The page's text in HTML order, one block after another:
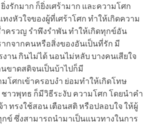
งรักมาก ก็ยิ่งเศร้ามาก และความโศก
งหัวใจของผู้ที่เศร้าโศก ทำให้เกิดความ
ำครวญ รำพึงรำพัน ทำให้เกิดทุกข์อัน
กจากคนหรือสิ่งของอันเป็นที่รัก มี
งาน กินไม่ได้ นอนไม่หลับ บางคนเสียใจ
นขาดสติจนเป็นบ้าไปก็มี
โศกเข้าครอบงำ ย่อมทำให้เกิดโทษ
าวพุทธ ก็มีวิธีระงับ ความโศก โดยนำคำ
ทรงใช้สอน เตือนสติ หรือปลอบใจ ให้ผู้
ข์ ซึ่งสามารถนำมาเป็นแนวทางในการ